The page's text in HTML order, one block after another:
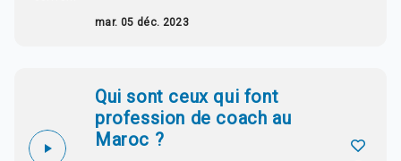
mar. 05 déc. 2023
Qui sont ceux qui font
profession de coach au
Maroc ?